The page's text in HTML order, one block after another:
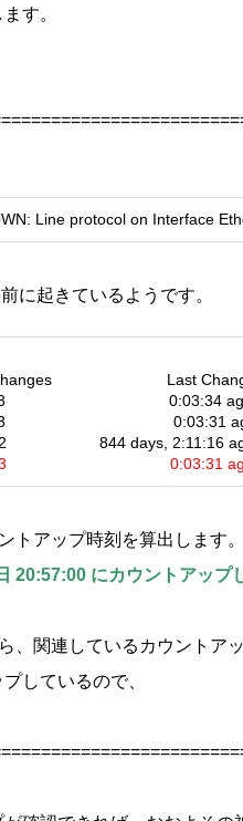
す。
Line protocol on Interface
に起きているようです。
Last
0:03:34
13 0:03:31
days, 2:11:16
13 0:03:31
トアップ時刻を算出します。
20:57:00 にカウントアップ
、関連しているカウントア
しているので、